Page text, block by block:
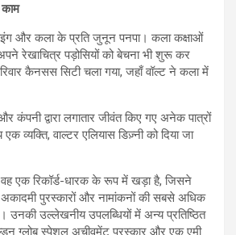
काम
और कला के प्रति जुनून पनपा। कला कक्षाओं
रेखाचित्र पड़ोसियों को बेचना भी शुरू कर
कैनसस सिटी चला गया, जहाँ वॉल्ट ने कला में
कंपनी द्वारा लगातार जीवंत किए गए अनेक पात्रों
व्यक्ति, वाल्टर एलियास डिज़्नी को दिया जा
वह एक रिकॉर्ड-धारक के रूप में खड़ा है, जिसने
अकादमी पुरस्कारों और नामांकनों की सबसे अधिक
उनकी उल्लेखनीय उपलब्धियों में अन्य प्रतिष्ठित
ग्लोब स्पेशल अचीवमेंट पुरस्कार और एक एमी